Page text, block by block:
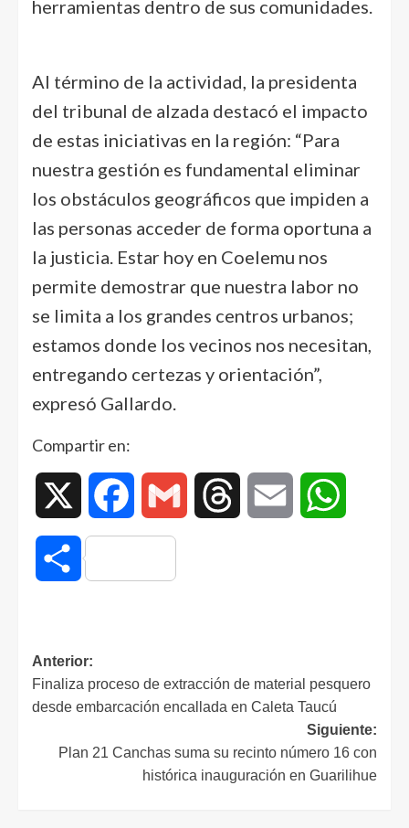
herramientas dentro de sus comunidades.
Al término de la actividad, la presidenta
del tribunal de alzada destacó el impacto
de estas iniciativas en la región: “Para
nuestra gestión es fundamental eliminar
los obstáculos geográficos que impiden a
las personas acceder de forma oportuna a
la justicia. Estar hoy en Coelemu nos
permite demostrar que nuestra labor no
se limita a los grandes centros urbanos;
estamos donde los vecinos nos necesitan,
entregando certezas y orientación”,
expresó Gallardo.
Compartir en:
Facebook Gmail Threads Email
Compartir
Anterior:
Finaliza proceso de extracción de material pesquero
desde embarcación encallada en Caleta Taucú
Siguiente:
Plan 21 Canchas suma su recinto número 16 con
histórica inauguración en Guarilihue